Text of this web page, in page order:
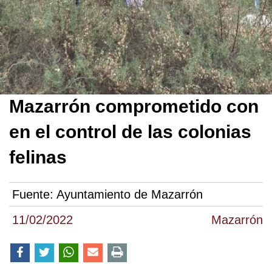
11/02/2022 Mazarrón
Mazarrón comprometido con
en el control de las colonias
felinas
Fuente: Ayuntamiento de Mazarrón